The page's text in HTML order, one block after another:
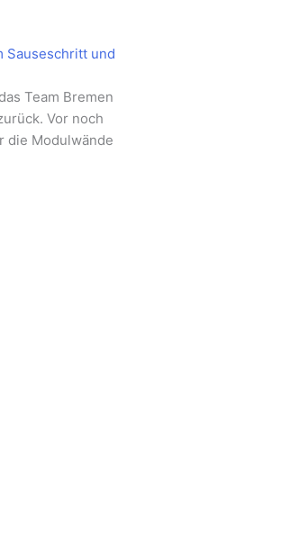
Sauseschritt und
Team Bremen
Vor noch
die Modulwände